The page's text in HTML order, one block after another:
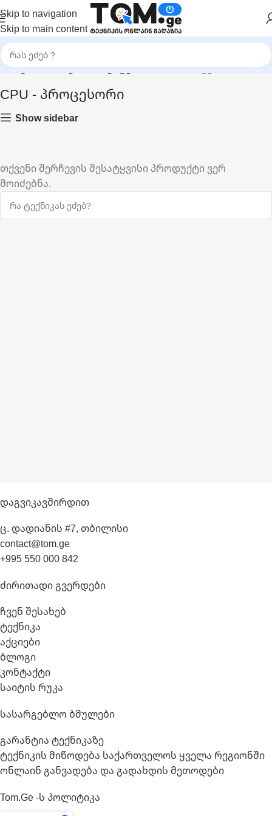
Skip to navigation
Skip to main content
მთავარი|PC კომპონენტები|CPU - პროცესორი
CPU - პროცესორი
Show sidebar
თქვენი შერჩევის შესატყვისი პროდუქტი ვერ
მოიძებნა.
Დაგვიკავშირდით
ც. დადიანის #7, თბილისი
contact@tom.ge
+995 550 000 842
Ძირითადი Გვერდები
ჩვენ შესახებ
ტექნიკა
აქციები
ბლოგი
კონტაქტი
საიტის რუკა
Სასარგებლო Ბმულები
გარანტია ტექნიკაზე
ტექნიკის მიწოდება საქართველოს ყველა რეგიონში
ონლაინ განვადება და გადახდის მეთოდები
Tom.ge -ს Პოლიტიკა